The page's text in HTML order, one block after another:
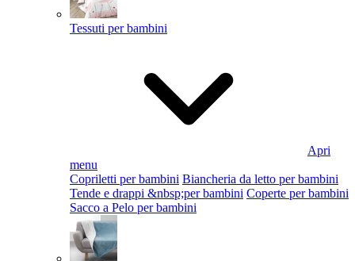
Tessuti per bambini
Apri
menu
Copriletti per bambini Biancheria da letto per bambini
Tende e drappi &nbsp;per bambini Coperte per bambini
Sacco a Pelo per bambini